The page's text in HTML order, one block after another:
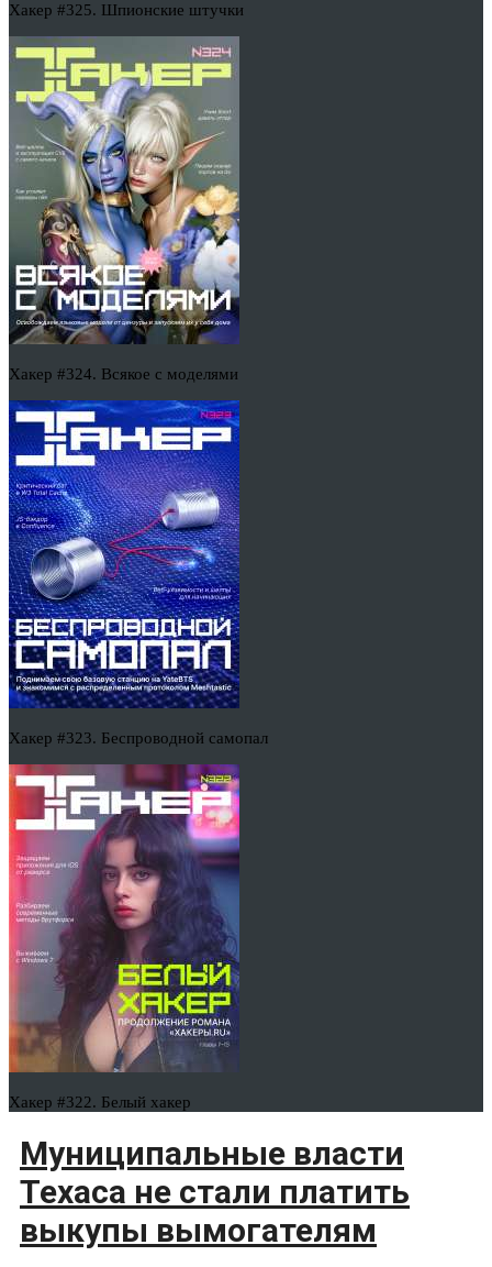
Хакер #325. Шпионские штучки
Хакер #324. Всякое с моделями
Хакер #323. Беспроводной самопал
Хакер #322. Белый хакер
Муниципальные власти
Техаса не стали платить
выкупы вымогателям